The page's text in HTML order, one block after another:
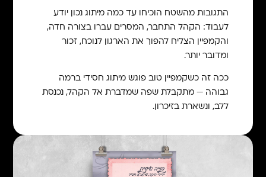
התגובות מהשטח הוכיחו עד כמה מיתוג נכון יודע
לעבוד: הקהל התחבר, המסרים עברו בצורה חדה,
והקמפיין הצליח להפוך את הארגון לנוכח, זכור
ומדובר יותר.
ככה זה כשקמפיין טוב פוגש מיתוג חסידי ברמה
גבוהה — מתקבלת שפה שמדברת אל הקהל, נכנסת
ללב, ונשארת בזיכרון.